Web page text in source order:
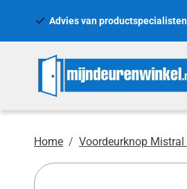
Advies van productspecialisten
Home Voordeurknop Mistral